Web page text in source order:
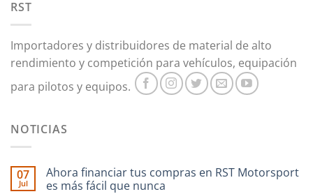
RST
Importadores y distribuidores de material de alto
rendimiento y competición para vehículos, equipación
para pilotos y equipos.
NOTICIAS
07
Jul
Ahora financiar tus compras en RST Motorsport
es más fácil que nunca